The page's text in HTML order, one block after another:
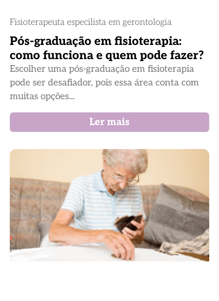
Fisioterapeuta especilista em gerontologia
Pós-graduação em fisioterapia:
como funciona e quem pode fazer?
Escolher uma pós-graduação em fisioterapia
pode ser desafiador, pois essa área conta com
muitas opções...
Ler mais